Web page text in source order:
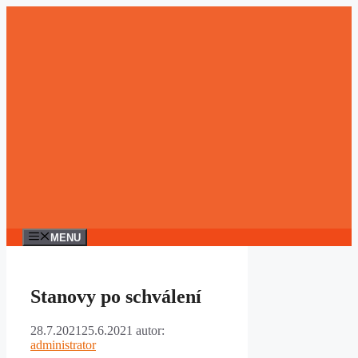
MENU
Stanovy po schválení
28.7.2021 25.6.2021 autor:
administrator